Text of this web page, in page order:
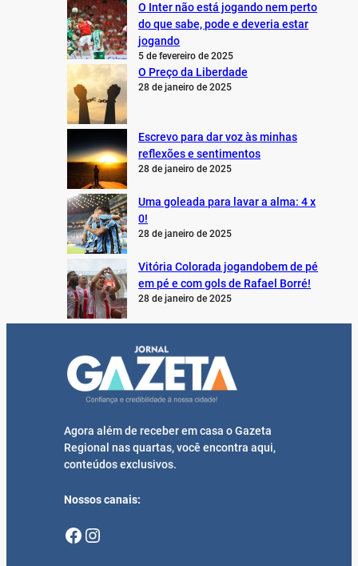
O Inter não está jogando nem perto
do que sabe, pode e deveria estar
jogando
5 de fevereiro de 2025
O Preço da Liberdade
28 de janeiro de 2025
Escrevo para dar voz às minhas
reflexões e sentimentos
28 de janeiro de 2025
Uma goleada para lavar a alma: 4 x
0!
28 de janeiro de 2025
Vitória Colorada jogandobem de pé
em pé e com gols de Rafael Borré!
28 de janeiro de 2025
Agora além de receber em casa o Gazeta
Regional nas quartas, você encontra aqui,
conteúdos exclusivos.
Nossos canais:
Facebook Instagram